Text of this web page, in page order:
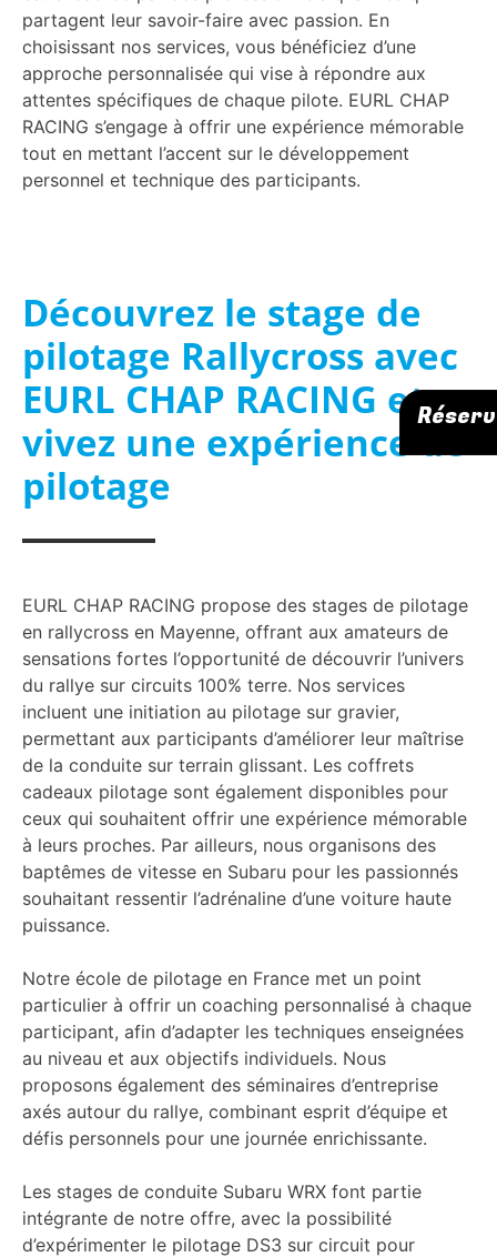
partagent leur savoir-faire avec passion. En
choisissant nos services, vous bénéficiez d’une
approche personnalisée qui vise à répondre aux
attentes spécifiques de chaque pilote. EURL CHAP
RACING s’engage à offrir une expérience mémorable
tout en mettant l’accent sur le développement
personnel et technique des participants.
Découvrez le stage de
pilotage Rallycross avec
EURL CHAP RACING et
vivez une expérience de
pilotage
EURL CHAP RACING propose des stages de pilotage
en rallycross en Mayenne, offrant aux amateurs de
sensations fortes l’opportunité de découvrir l’univers
du rallye sur circuits 100% terre. Nos services
incluent une initiation au pilotage sur gravier,
permettant aux participants d’améliorer leur maîtrise
de la conduite sur terrain glissant. Les coffrets
cadeaux pilotage sont également disponibles pour
ceux qui souhaitent offrir une expérience mémorable
à leurs proches. Par ailleurs, nous organisons des
baptêmes de vitesse en Subaru pour les passionnés
souhaitant ressentir l’adrénaline d’une voiture haute
puissance.
Notre école de pilotage en France met un point
particulier à offrir un coaching personnalisé à chaque
participant, afin d’adapter les techniques enseignées
au niveau et aux objectifs individuels. Nous
proposons également des séminaires d’entreprise
axés autour du rallye, combinant esprit d’équipe et
défis personnels pour une journée enrichissante.
Les stages de conduite Subaru WRX font partie
intégrante de notre offre, avec la possibilité
d’expérimenter le pilotage DS3 sur circuit pour